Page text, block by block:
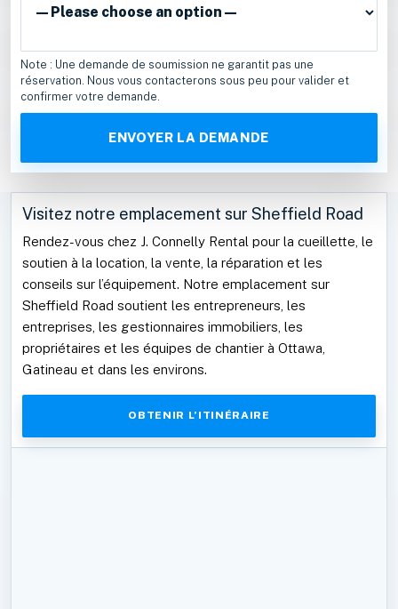
Note : Une demande de soumission ne garantit pas une
réservation. Nous vous contacterons sous peu pour valider et
confirmer votre demande.
Visitez notre emplacement sur Sheffield Road
Rendez-vous chez J. Connelly Rental pour la cueillette, le
soutien à la location, la vente, la réparation et les
conseils sur l’équipement. Notre emplacement sur
Sheffield Road soutient les entrepreneurs, les
entreprises, les gestionnaires immobiliers, les
propriétaires et les équipes de chantier à Ottawa,
Gatineau et dans les environs.
OBTENIR L’ITINÉRAIRE